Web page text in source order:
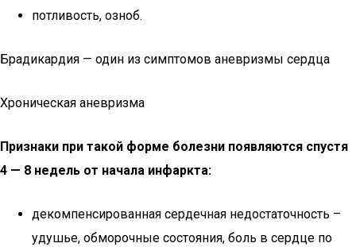
потливость, озноб.
Брадикардия — один из симптомов аневризмы сердца
Хроническая аневризма
Признаки при такой форме болезни появляются спустя
4 — 8 недель от начала инфаркта:
декомпенсированная сердечная недостаточность –
удушье, обморочные состояния, боль в сердце по